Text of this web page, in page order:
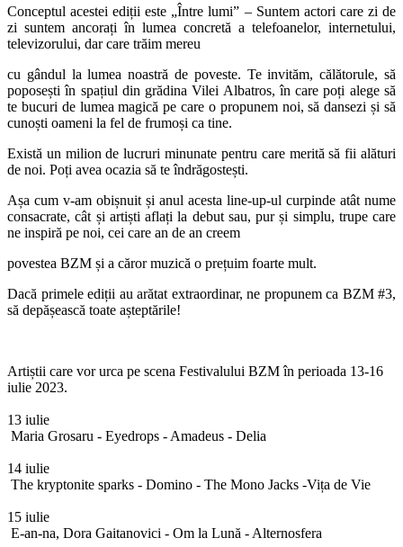
Conceptul acestei ediții este „Între lumi” – Suntem actori care zi de
zi suntem ancorați în lumea concretă a telefoanelor, internetului,
televizorului, dar care trăim mereu
cu gândul la lumea noastră de poveste. Te invităm, călătorule, să
poposești în spațiul din grădina Vilei Albatros, în care poți alege să
te bucuri de lumea magică pe care o propunem noi, să dansezi și să
cunoști oameni la fel de frumoși ca tine.
Există un milion de lucruri minunate pentru care merită să fii alături
de noi. Poți avea ocazia să te îndrăgostești.
Așa cum v-am obișnuit și anul acesta line-up-ul curpinde atât nume
consacrate, cât și artiști aflați la debut sau, pur și simplu, trupe care
ne inspiră pe noi, cei care an de an creem
povestea BZM și a căror muzică o prețuim foarte mult.
Dacă primele ediții au arătat extraordinar, ne propunem ca BZM #3,
să depășească toate așteptările!
Artiștii care vor urca pe scena Festivalului BZM în perioada 13-16
iulie 2023.
13 iulie
Maria Grosaru - Eyedrops - Amadeus - Delia
14 iulie
The kryptonite sparks - Domino - The Mono Jacks -Vița de Vie
15 iulie
E-an-na, Dora Gaitanovici - Om la Lună - Alternosfera